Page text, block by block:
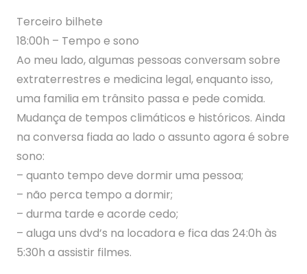
Terceiro bilhete
18:00h – Tempo e sono
Ao meu lado, algumas pessoas conversam sobre
extraterrestres e medicina legal, enquanto isso,
uma familia em trânsito passa e pede comida.
Mudança de tempos climáticos e históricos. Ainda
na conversa fiada ao lado o assunto agora é sobre
sono:
– quanto tempo deve dormir uma pessoa;
– não perca tempo a dormir;
– durma tarde e acorde cedo;
– aluga uns dvd’s na locadora e fica das 24:0h às
5:30h a assistir filmes.